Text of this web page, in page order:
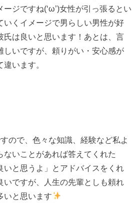
ジですね(‘ω’)女性が引っ張るとい
いくイメージで男らしい男性が好
氏は良いと思います！あとは、言
しいですが、頼りがい・安心感が
います。
ので、色々な知識、経験など私よ
ないことがあれば答えてくれた
いと思うよ」とアドバイスをくれ
いですが、人生の先輩としも頼れ
いと思います